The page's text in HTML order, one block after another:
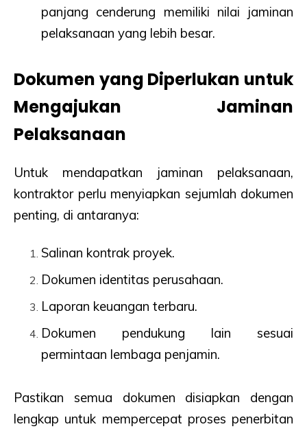
panjang cenderung memiliki nilai jaminan
pelaksanaan yang lebih besar.
Dokumen yang Diperlukan untuk
Mengajukan Jaminan
Pelaksanaan
Untuk mendapatkan jaminan pelaksanaan,
kontraktor perlu menyiapkan sejumlah dokumen
penting, di antaranya:
Salinan kontrak proyek.
Dokumen identitas perusahaan.
Laporan keuangan terbaru.
Dokumen pendukung lain sesuai
permintaan lembaga penjamin.
Pastikan semua dokumen disiapkan dengan
lengkap untuk mempercepat proses penerbitan